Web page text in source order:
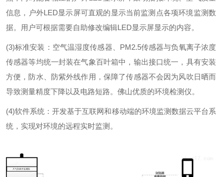
信息，户外LED显示屏可直观的显示当前监测点各项环境监测数
据。用户可根据需要自助修改编辑LED显示屏显示的内容。
(3)标准安装：空气温湿度传感器、PM2.5传感器与负氧离子浓度
传感器等均统一封装在气象百叶箱中，输出接口统一，具有安装
方便，防水、防紫外线作用，保障了传感器不会因为风吹日晒而
导致测量精度下降以及电路短路。佛山优质的环境检测仪。
(4)软件系统：开发基于互联网和移动端的环境监测数据云平台系
统，实现对环境的远程实时监测。